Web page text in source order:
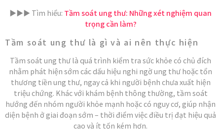
▶️▶️▶️ Tìm hiểu: Tầm soát ung thư: Những xét nghiệm quan
trọng cần làm?
Tầm soát ung thư là gì và ai nên thực hiện
Tầm soát ung thư là quá trình kiểm tra sức khỏe có chủ đích
nhằm phát hiện sớm các dấu hiệu nghi ngờ ung thư hoặc tổn
thương tiền ung thư, ngay cả khi người bệnh chưa xuất hiện
triệu chứng. Khác với khám bệnh thông thường, tầm soát
hướng đến nhóm người khỏe mạnh hoặc có nguy cơ, giúp nhận
diện bệnh ở giai đoạn sớm – thời điểm việc điều trị đạt hiệu quả
cao và ít tốn kém hơn.